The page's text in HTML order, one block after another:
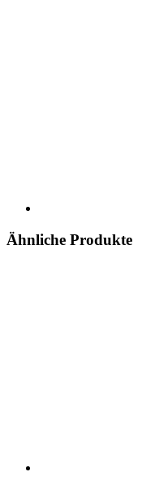
Ähnliche Produkte